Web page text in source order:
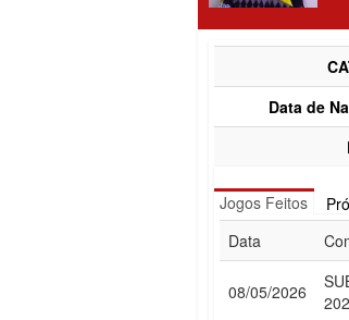
Data de
Jogos Feitos
Data
08/05/2026